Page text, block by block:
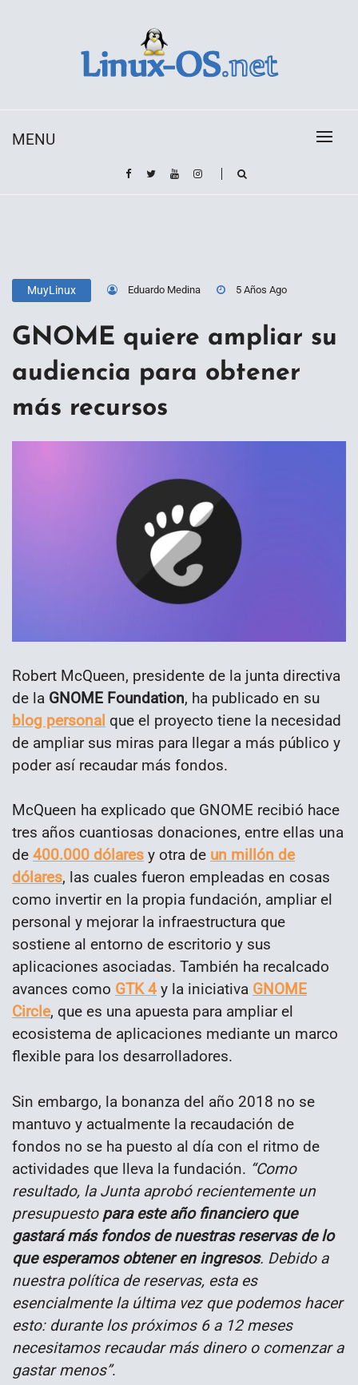
MENU
MuyLinux Eduardo Medina 5 Años Ago
GNOME quiere ampliar su
audiencia para obtener
más recursos
Robert McQueen, presidente de la junta directiva
de la GNOME Foundation, ha publicado en su
blog personal que el proyecto tiene la necesidad
de ampliar sus miras para llegar a más público y
poder así recaudar más fondos.
McQueen ha explicado que GNOME recibió hace
tres años cuantiosas donaciones, entre ellas una
de 400.000 dólares y otra de un millón de
dólares, las cuales fueron empleadas en cosas
como invertir en la propia fundación, ampliar el
personal y mejorar la infraestructura que
sostiene al entorno de escritorio y sus
aplicaciones asociadas. También ha recalcado
avances como GTK 4 y la iniciativa GNOME
Circle, que es una apuesta para ampliar el
ecosistema de aplicaciones mediante un marco
flexible para los desarrolladores.
Sin embargo, la bonanza del año 2018 no se
mantuvo y actualmente la recaudación de
fondos no se ha puesto al día con el ritmo de
actividades que lleva la fundación. “Como
resultado, la Junta aprobó recientemente un
presupuesto para este año financiero que
gastará más fondos de nuestras reservas de lo
que esperamos obtener en ingresos. Debido a
nuestra política de reservas, esta es
esencialmente la última vez que podemos hacer
esto: durante los próximos 6 a 12 meses
necesitamos recaudar más dinero o comenzar a
gastar menos”.